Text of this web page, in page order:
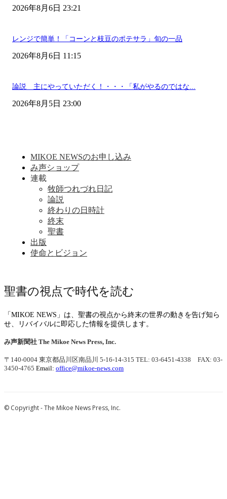
2026年8月6日 23:21
レンジで簡単！「コーンと枝豆のポテサラ」旬の一品
2026年8月6日 11:15
論説 主にやっていただく！・・・「私がやるのではな...
2026年8月5日 23:00
MIKOE NEWSのお申し込み
み声ショップ
連載
牧師つれづれ日記
論説
終わりの日時計
終末
聖書
出版
使命とビジョン
聖書の視点で時代を読む
「MIKOE NEWS」は、聖書の視点から終末の世界の動きを告げ知ら
せ、リバイバルに即応した情報を提供します。
み声新聞社 The Mikoe News Press, Inc.
〒140-0004 東京都品川区南品川 5-16-14-315 TEL: 03-6451-4338 FAX: 03-
3450-4765 Email: office@mikoe-news.com
© Copyright - The Mikoe News Press, Inc.